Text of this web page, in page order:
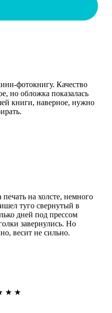
фотокнигу. Качество
но обложка показалась
книги, наверное, нужно
на холсте, немного
туго свернутый в
дней под прессом
завернулись. Но
весит не сильно.
★ ★